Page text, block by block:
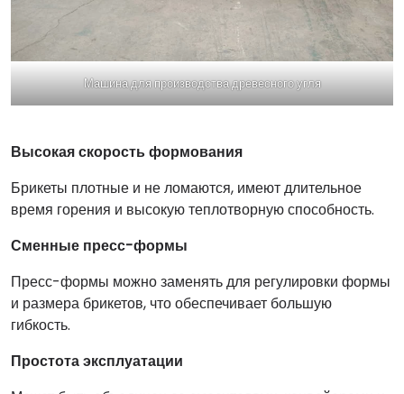
Машина для производства древесного угля
Высокая скорость формования
Брикеты плотные и не ломаются, имеют длительное
время горения и высокую теплотворную способность.
Сменные пресс-формы
Пресс-формы можно заменять для регулировки формы
и размера брикетов, что обеспечивает большую
гибкость.
Простота эксплуатации